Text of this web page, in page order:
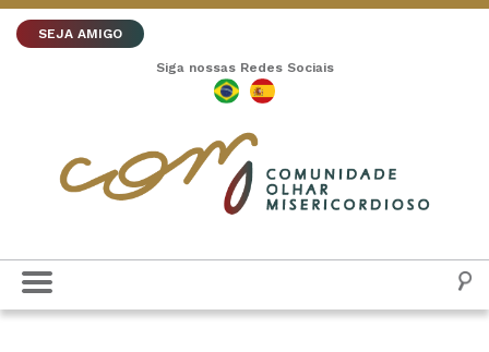
SEJA AMIGO
Siga nossas Redes Sociais